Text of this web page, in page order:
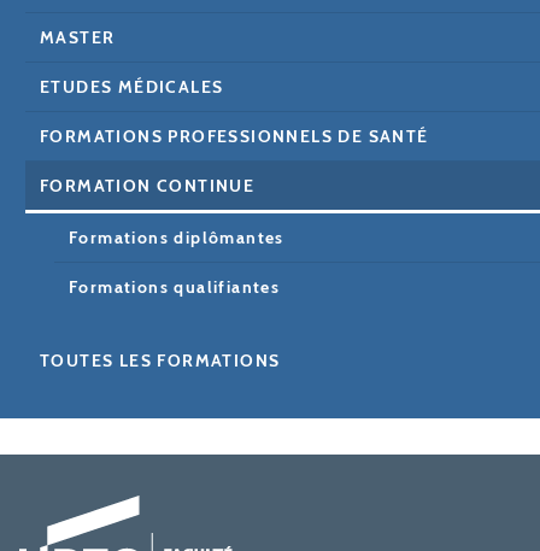
MASTER
ETUDES MÉDICALES
FORMATIONS PROFESSIONNELS DE SANTÉ
FORMATION CONTINUE
Formations diplômantes
Formations qualifiantes
TOUTES LES FORMATIONS